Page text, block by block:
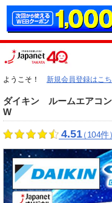
ようこそ！ 新規会員登録はこ
ダイキン ルームエアコ
W
4.51（104件）